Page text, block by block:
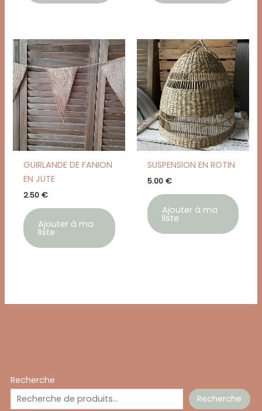
Recherche
Recherche
GUIRLANDE DE FANION
EN JUTE
2.50 €
Ajouter à ma
liste
SUSPENSION EN ROTIN
5.00 €
Ajouter à ma
liste